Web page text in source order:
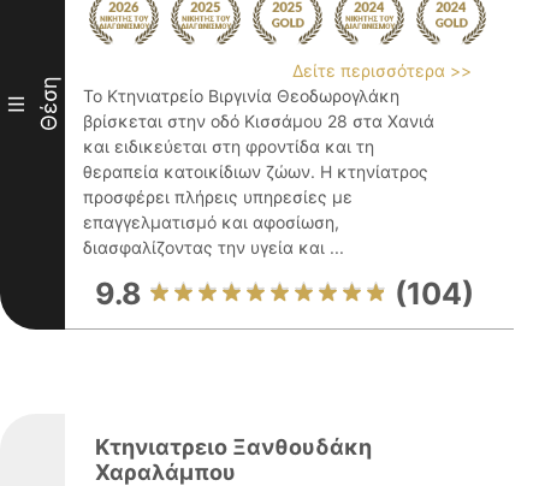
III Θέση
Δείτε περισσότερα >>
Το Κτηνιατρείο Βιργινία Θεοδωρογλάκη
βρίσκεται στην οδό Κισσάμου 28 στα Χανιά
και ειδικεύεται στη φροντίδα και τη
θεραπεία κατοικίδιων ζώων. Η κτηνίατρος
προσφέρει πλήρεις υπηρεσίες με
επαγγελματισμό και αφοσίωση,
διασφαλίζοντας την υγεία και ...
9.8 (104)
Κτηνιατρειο Ξανθουδάκη
Χαραλάμπου